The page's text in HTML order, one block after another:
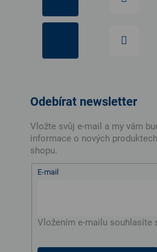
Odebírat newsletter
Vložte svůj e-mail a my vám
informace o nových
shopu.
E-mail
Vložením e-mailu souhlasíte